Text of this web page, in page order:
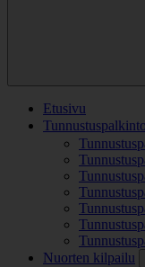
Etusivu
Tunnustuspalkinto
Nuorten kilpailu